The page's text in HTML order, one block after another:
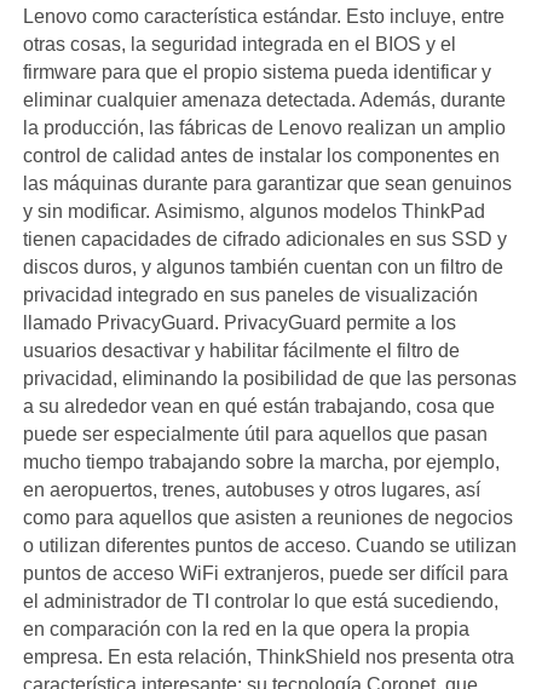
Lenovo como característica estándar. Esto incluye, entre
otras cosas, la seguridad integrada en el BIOS y el
firmware para que el propio sistema pueda identificar y
eliminar cualquier amenaza detectada. Además, durante
la producción, las fábricas de Lenovo realizan un amplio
control de calidad antes de instalar los componentes en
las máquinas durante para garantizar que sean genuinos
y sin modificar. Asimismo, algunos modelos ThinkPad
tienen capacidades de cifrado adicionales en sus SSD y
discos duros, y algunos también cuentan con un filtro de
privacidad integrado en sus paneles de visualización
llamado PrivacyGuard. PrivacyGuard permite a los
usuarios desactivar y habilitar fácilmente el filtro de
privacidad, eliminando la posibilidad de que las personas
a su alrededor vean en qué están trabajando, cosa que
puede ser especialmente útil para aquellos que pasan
mucho tiempo trabajando sobre la marcha, por ejemplo,
en aeropuertos, trenes, autobuses y otros lugares, así
como para aquellos que asisten a reuniones de negocios
o utilizan diferentes puntos de acceso. Cuando se utilizan
puntos de acceso WiFi extranjeros, puede ser difícil para
el administrador de TI controlar lo que está sucediendo,
en comparación con la red en la que opera la propia
empresa. En esta relación, ThinkShield nos presenta otra
característica interesante: su tecnología Coronet, que